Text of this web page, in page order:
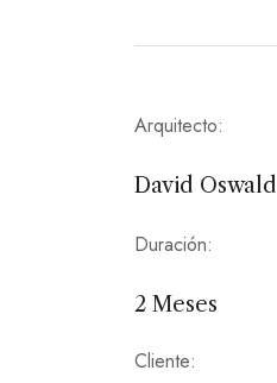
Arquitecto:
David Oswald
Duración:
2 Meses
Cliente: